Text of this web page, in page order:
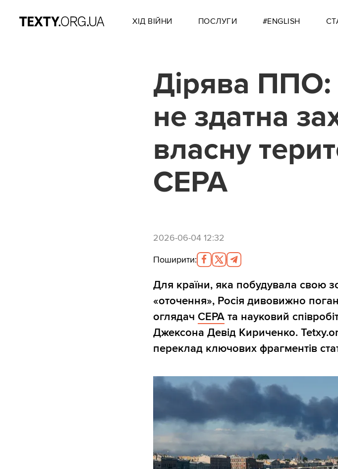
ХІД ВІЙНИ ПОСЛУГИ #ENGLISH
Дірява ППО:
не здатна
власну
CEPA
2026-06-04 12:32
Поширити:
Для країни, яка побудувала свою
«оточення», Росія дивовижно
оглядач CEPAта науковий
Джексона Девід Кириченко.
переклад ключових фрагментів